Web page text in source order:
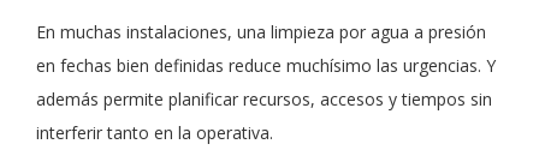
En muchas instalaciones, una limpieza por agua a presión
en fechas bien definidas reduce muchísimo las urgencias. Y
además permite planificar recursos, accesos y tiempos sin
interferir tanto en la operativa.